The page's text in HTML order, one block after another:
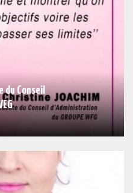
du Conseil